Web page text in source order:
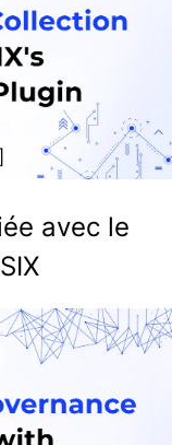
avec le